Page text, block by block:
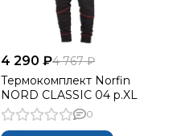
4 290 ₽4 767 ₽
Термокомплект Norfin
NORD CLASSIC 04 р.XL
0